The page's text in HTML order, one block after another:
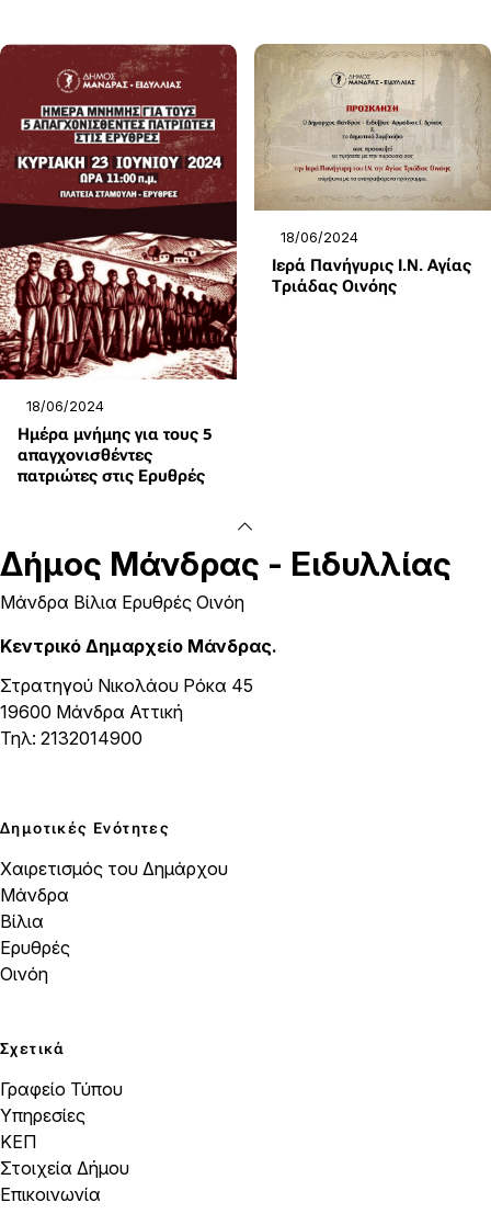
18/06/2024
Ημέρα μνήμης για τους 5
απαγχονισθέντες
πατριώτες στις Ερυθρές
18/06/2024
Ιερά Πανήγυρις Ι.Ν. Αγίας
Τριάδας Οινόης
Δήμος Μάνδρας - Ειδυλλίας
Μάνδρα Βίλια Ερυθρές Οινόη
Κεντρικό Δημαρχείο Μάνδρας.
Στρατηγού Νικολάου Ρόκα 45
19600 Μάνδρα Αττική
Τηλ: 2132014900
Δημοτικές Ενότητες
Χαιρετισμός του Δημάρχου
Μάνδρα
Βίλια
Ερυθρές
Οινόη
Σχετικά
Γραφείο Τύπου
Υπηρεσίες
ΚΕΠ
Στοιχεία Δήμου
Επικοινωνία